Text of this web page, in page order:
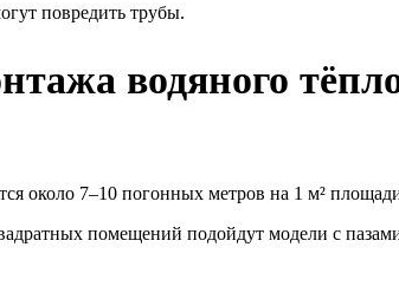
повредить трубы.
водяного
около 7–10 погонных метров на 1 м²
помещений подойдут модели с